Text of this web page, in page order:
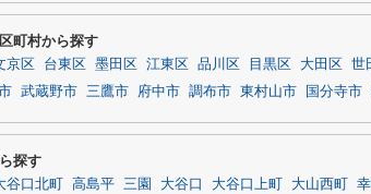
町村から探す
京区 台東区 墨田区 江東区 品川区 目黒区 大田区 世
武蔵野市 三鷹市 府中市 調布市 東村山市 国分寺市
探す
谷口北町 高島平 三園 大谷口 大谷口上町 大山西町 幸